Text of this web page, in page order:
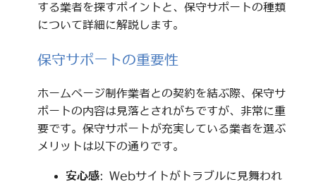
する業者を探すポイントと、保守サポートの種類
について詳細に解説します。
保守サポートの重要性
ホームページ制作業者との契約を結ぶ際、保守サ
ポートの内容は見落とされがちですが、非常に重
要です。保守サポートが充実している業者を選ぶ
メリットは以下の通りです。
安心感: Webサイトがトラブルに見舞われ